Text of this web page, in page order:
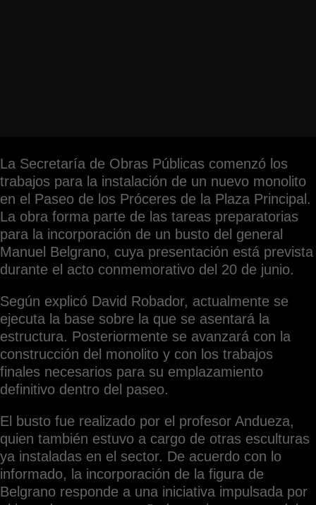
La Secretaría de Obras Públicas comenzó los
trabajos para la instalación de un nuevo monolito
en el Paseo de los Próceres de la Plaza Principal.
La obra forma parte de las tareas preparatorias
para la incorporación de un busto del general
Manuel Belgrano, cuya presentación está prevista
durante el acto conmemorativo del 20 de junio.
Según explicó David Robador, actualmente se
ejecuta la base sobre la que se asentará la
estructura. Posteriormente se avanzará con la
construcción del monolito y con los trabajos
finales necesarios para su emplazamiento
definitivo dentro del paseo.
El busto fue realizado por el profesor Andueza,
quien también estuvo a cargo de otras esculturas
ya instaladas en el sector. De acuerdo con lo
informado, la incorporación de la figura de
Belgrano responde a una iniciativa impulsada por